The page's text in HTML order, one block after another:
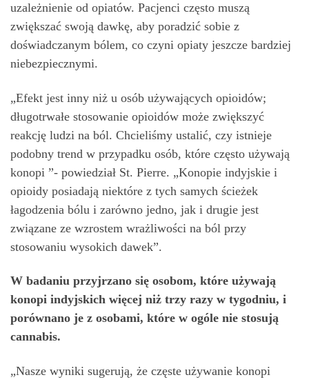
uzależnienie od opiatów. Pacjenci często muszą
zwiększać swoją dawkę, aby poradzić sobie z
doświadczanym bólem, co czyni opiaty jeszcze bardziej
niebezpiecznymi.
„Efekt jest inny niż u osób używających opioidów;
długotrwałe stosowanie opioidów może zwiększyć
reakcję ludzi na ból. Chcieliśmy ustalić, czy istnieje
podobny trend w przypadku osób, które często używają
konopi ”- powiedział St. Pierre. „Konopie indyjskie i
opioidy posiadają niektóre z tych samych ścieżek
łagodzenia bólu i zarówno jedno, jak i drugie jest
związane ze wzrostem wrażliwości na ból przy
stosowaniu wysokich dawek”.
W badaniu przyjrzano się osobom, które używają
konopi indyjskich więcej niż trzy razy w tygodniu, i
porównano je z osobami, które w ogóle nie stosują
cannabis.
„Nasze wyniki sugerują, że częste używanie konopi